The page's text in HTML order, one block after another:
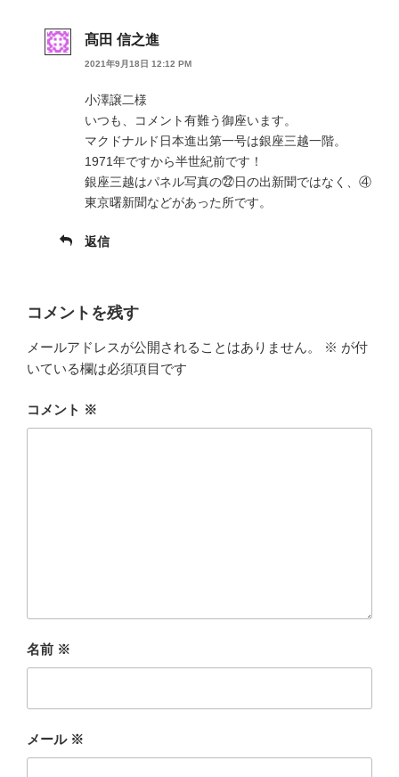
髙田 信之進
2021年9月18日 12:12 PM
小澤譲二様
いつも、コメント有難う御座います。
マクドナルド日本進出第一号は銀座三越一階。
1971年ですから半世紀前です！
銀座三越はパネル写真の㉒日の出新聞ではなく、④
東京曙新聞などがあった所です。
返信
コメントを残す
メールアドレスが公開されることはありません。 ※ が付
いている欄は必須項目です
コメント ※
名前 ※
メール ※